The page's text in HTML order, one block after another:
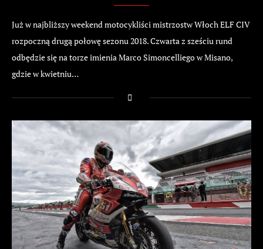
Już w najbliższy weekend motocykliści mistrzostw Włoch ELF CIV
rozpoczną drugą połowę sezonu 2018. Czwarta z sześciu rund
odbędzie się na torze imienia Marco Simoncelliego w Misano,
gdzie w kwietniu…